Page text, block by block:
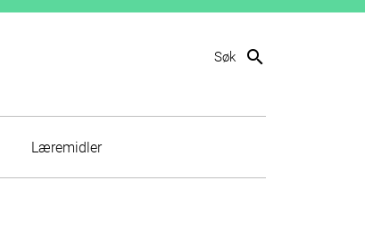
Søk search
Læremidler